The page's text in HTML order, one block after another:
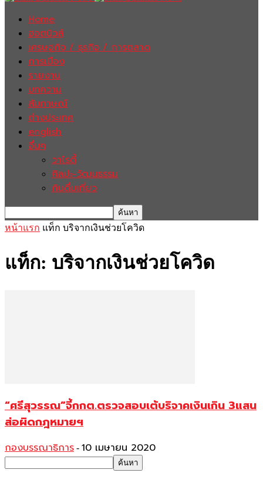
Home
ฮอตนิวส์
เศรษฐกิจ / ธุรกิจ / การตลาด
การเมือง
รายงาน
บทความ
สัมภาษณ์
ต่างประเทศ
english
อื่นๆ
วาไรตี้
ศิลปะ-วัฒนธรรม
กินดื่มเที่ยว
หน้าแรก แท็ก บริจากเงินช่วยโควิด
แท็ก: บริจากเงินช่วยโควิด
“ศรีสุวรรณ”จี้กกต.ตรวจสอบเต้บริจาคเงินเกิน 3แสน
ส่อผิดกฎหมายฯ
กองบรรณาธิการ - 10 เมษายน 2020